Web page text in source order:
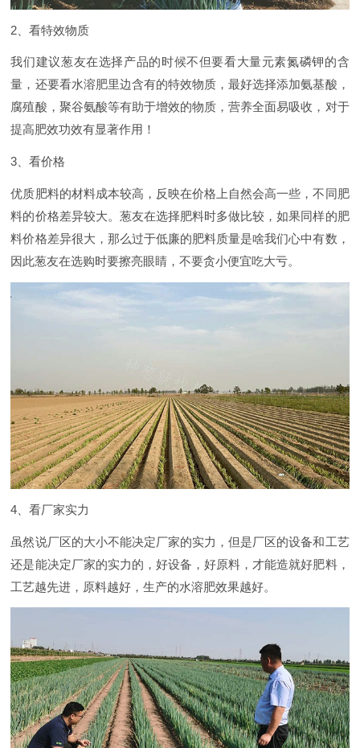
2、看特效物质
我们建议葱友在选择产品的时候不但要看大量元素氮磷钾的含
量，还要看水溶肥里边含有的特效物质，最好选择添加氨基酸，
腐殖酸，聚谷氨酸等有助于增效的物质，营养全面易吸收，对于
提高肥效功效有显著作用！
3、看价格
优质肥料的材料成本较高，反映在价格上自然会高一些，不同肥
料的价格差异较大。葱友在选择肥料时多做比较，如果同样的肥
料价格差异很大，那么过于低廉的肥料质量是啥我们心中有数，
因此葱友在选购时要擦亮眼睛，不要贪小便宜吃大亏。
4、看厂家实力
虽然说厂区的大小不能决定厂家的实力，但是厂区的设备和工艺
还是能决定厂家的实力的，好设备，好原料，才能造就好肥料，
工艺越先进，原料越好，生产的水溶肥效果越好。